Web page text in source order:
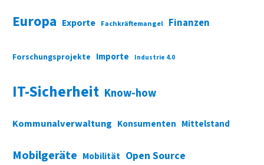
Europa Exporte Fachkräftemangel Finanzen
Forschungsprojekte Importe Industrie 4.0
IT-Sicherheit Know-how
Kommunalverwaltung Konsumenten Mittelstand
Mobilgeräte Mobilität Open Source